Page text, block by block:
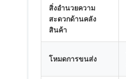
สิ่งอำนวยความ
สะดวกด้านคลัง
สินค้า
โหมดการขนส่ง